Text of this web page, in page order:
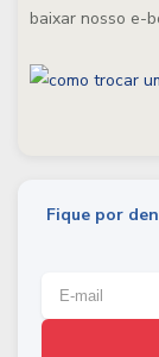
baixar nosso e-
Fique por